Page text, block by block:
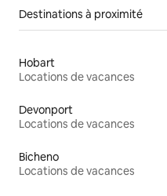
Destinations à proximité
Hobart
Locations de vacances
Devonport
Locations de vacances
Bicheno
Locations de vacances